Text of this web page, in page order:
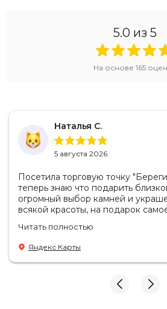
5.0 из 5
На основе 165
Наталья С.
5 августа 2026
Посетила торговую точку "Береги" в тц Талер и
теперь знаю что подарить
огромный выбор камней и
всякой красоты, на подарок
Продавцы-консультанты
подсказки на что обратить
персонал.
Читать полностью
Яндекс Карты